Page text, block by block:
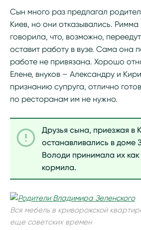
Сын много раз предлагал
Киев, но они отказывались.
говорила, что, возможно,
оставит работу в вузе. Сама она
работе не привязана. Хорошо
Елене, внуков – Александру и
признанию супруга, отлично
по ресторанам им не нужно.
Друзья сына, приезжая в
останавливались в доме
Володи принимала их
кормила.
Вся мебель в криворожской
еще советских времен